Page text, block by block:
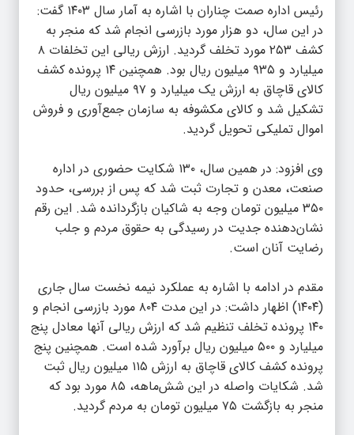
رئیس اداره صمت چناران با اشاره به آمار سال ۱۴۰۳ گفت:
در این سال، دو هزار مورد بازرسی انجام شد که منجر به
کشف ۲۵۳ مورد تخلف گردید. ارزش ریالی این تخلفات ۸
میلیارد و ۹۳۵ میلیون ریال بود. همچنین ۱۴ پرونده کشف
کالای قاچاق به ارزش یک میلیارد و ۹۷ میلیون ریال
تشکیل شد و کالای مکشوفه به سازمان جمع‌آوری و فروش
اموال تملیکی تحویل گردید.
وی افزود: در همین سال، ۱۳۰ شکایت حضوری در اداره
صنعت، معدن و تجارت ثبت شد که پس از بررسی، حدود
۳۵۰ میلیون تومان وجه به شاکیان بازگردانده شد. این رقم
نشان‌دهنده جدیت در رسیدگی به حقوق مردم و جلب
رضایت آنان است.
مقدم در ادامه با اشاره به عملکرد نیمه نخست سال جاری
(۱۴۰۴) اظهار داشت: در این مدت ۸۰۴ مورد بازرسی انجام و
۱۴۰ پرونده تخلف تنظیم شد که ارزش ریالی آنها معادل پنج
میلیارد و ۵۰۰ میلیون ریال برآورد شده است. همچنین پنج
پرونده کشف کالای قاچاق به ارزش ۱۱۵ میلیون ریال ثبت
شد. شکایات واصله در این شش‌ماهه، ۸۵ مورد بود که
منجر به بازگشت ۷۵ میلیون تومان به مردم گردید.